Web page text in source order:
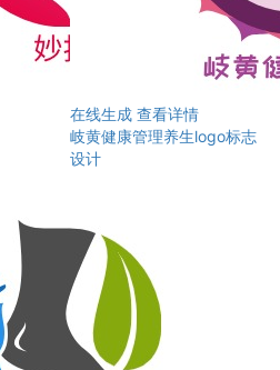
在线生成 查看详情
岐黄健康管理养生logo标志
设计